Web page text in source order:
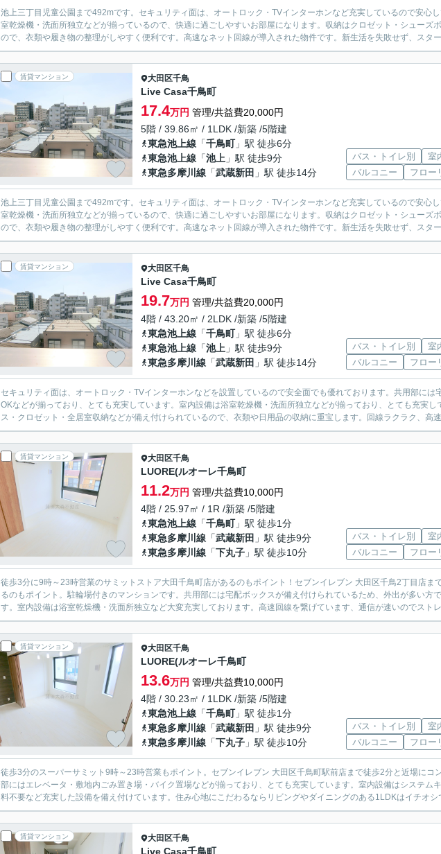
池上三丁目児童公園まで492mです。セキュリティ面は、オートロック・TVインターホンなど充実しているので安心
室乾燥機・洗面所独立などが揃っているので、快適に過ごしやすいお部屋になります。収納はクロゼット・シューズ
ので、衣類や履き物の整理がしやすく便利です。高速なネット回線が導入された物件です。新生活を失敗せず、スタ
賃貸マンション 大田区千鳥
Live Casa千鳥町
17.4万円 管理/共益費20,000円
5階 / 39.86㎡ / 1LDK /新築 /5階建
東急池上線 「千鳥町」駅 徒歩6分
東急池上線 「池上 」駅 徒歩9分
東急多摩川線 「武蔵新田 」駅 徒歩14分
バス・トイレ別 室
バルコニー
フロー
池上三丁目児童公園まで492mです。セキュリティ面は、オートロック・TVインターホンなど充実しているので安心
室乾燥機・洗面所独立などが揃っているので、快適に過ごしやすいお部屋になります。収納はクロゼット・シューズ
ので、衣類や履き物の整理がしやすく便利です。高速なネット回線が導入された物件です。新生活を失敗せず、スタ
賃貸マンション 大田区千鳥
Live Casa千鳥町
19.7万円 管理/共益費20,000円
4階 / 43.20㎡ / 2LDK /新築 /5階建
東急池上線 「千鳥町」駅 徒歩6分
東急池上線 「池上 」駅 徒歩9分
東急多摩川線 「武蔵新田 」駅 徒歩14分
バス・トイレ別 室
バルコニー
フロー
セキュリティ面は、オートロック・TVインターホンなどを設置しているので安全面でも優れております。共用部には
OKなどが揃っており、とても充実しています。室内設備は浴室乾燥機・洗面所独立などが揃っており、とても充実し
ス・クロゼット・全居室収納などが備え付けられているので、衣類や日用品の収納に重宝します。回線ラクラク、高
賃貸マンション 大田区千鳥
LUORE(ルオーレ千鳥町
11.2万円 管理/共益費10,000円
4階 / 25.97㎡ / 1R /新築 /5階建
東急池上線 「千鳥町」駅 徒歩1分
東急多摩川線 「武蔵新田 」駅 徒歩9分
東急多摩川線 「下丸子 」駅 徒歩10分
バス・トイレ別 室
バルコニー
フロー
徒歩3分に9時～23時営業のサミットストア大田千鳥町店があるのもポイント！セブンイレブン 大田区千鳥2丁目店ま
るのもポイント。駐輪場付きのマンションです。共用部には宅配ボックスが備え付けられているため、外出が多い方
す。室内設備は浴室乾燥機・洗面所独立など大変充実しております。高速回線を繋げています、通信が速いのでスト
賃貸マンション 大田区千鳥
LUORE(ルオーレ千鳥町
13.6万円 管理/共益費10,000円
4階 / 30.23㎡ / 1LDK /新築 /5階建
東急池上線 「千鳥町」駅 徒歩1分
東急多摩川線 「武蔵新田 」駅 徒歩9分
東急多摩川線 「下丸子 」駅 徒歩10分
バス・トイレ別 室
バルコニー
フロー
徒歩3分のスーパーサミット9時～23時営業もポイント。セブンイレブン 大田区千鳥町駅前店まで徒歩2分と近場にコ
部にはエレベータ・敷地内ごみ置き場・バイク置場などが揃っており、とても充実しています。室内設備はシステム
料不要など充実した設備を備え付けています。住み心地にこだわるならリビングやダイニングのある1LDKはイチオシ
賃貸マンション 大田区千鳥
Live Casa千鳥町